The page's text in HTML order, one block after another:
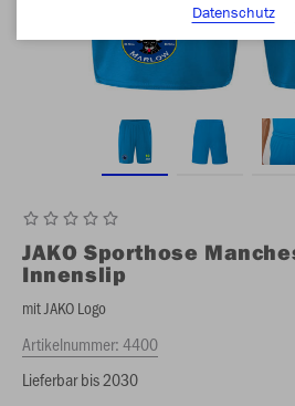
JAKO Sporthose
Innenslip
mit JAKO Logo
Artikelnummer:4400
Lieferbar bis 2030
Datenschutz